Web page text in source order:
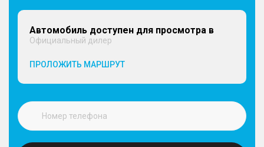
Автомобиль доступен для просмотра в
Официальный дилер
ПРОЛОЖИТЬ МАРШРУТ